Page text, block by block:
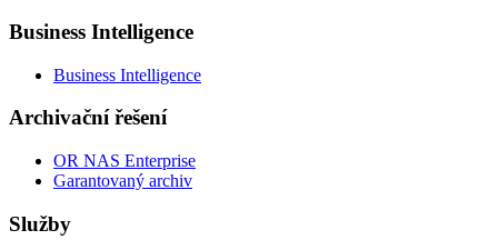
Business Intelligence
Business Intelligence
Archivační řešení
OR NAS Enterprise
Garantovaný archiv
Služby